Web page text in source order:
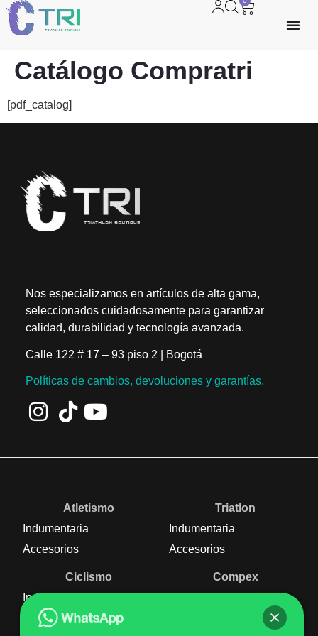
Catálogo Compratri
[pdf_catalog]
Atletismo
Indumentaria
Accesorios
Ciclismo
Indumentaria
Accesorios
Triatlon
Indumentaria
Accesorios
Compex
Nos especializamos en artículos de alta gama,
seleccionados cuidadosamente para garantizar
calidad, durabilidad y tecnología avanzada.
Calle 122 # 17 – 93 piso 2 | Bogotá
Políticas de cambios, devoluciones y garantías.